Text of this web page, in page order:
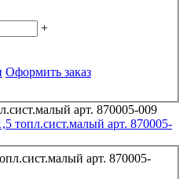
+
Оформить заказ
топл.сист.малый арт. 870005-